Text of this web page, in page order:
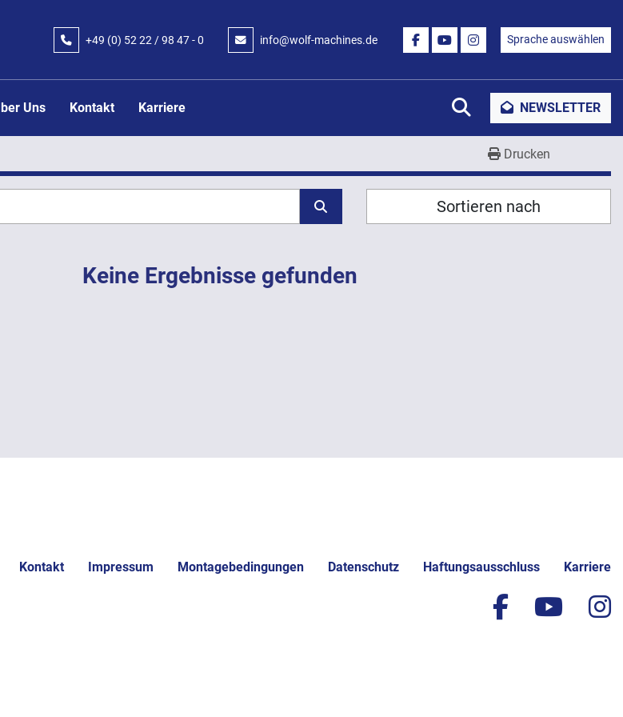
+49 (0) 52 22 / 98 47 - 0 info@wolf-machines.de
FACEBOOK
YOUTUBEINSTAGRAM
Sprache auswählen
Über Uns Kontakt Karriere SucheNEWSLETTER
Drucken
Sortieren nach
Keine Ergebnisse gefunden
Kontakt Impressum Montagebedingungen Datenschutz Haftungsausschluss Karriere
facebook